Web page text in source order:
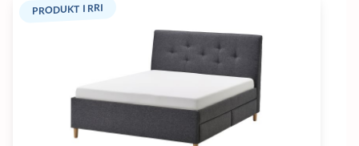
PRODUKT I RRI